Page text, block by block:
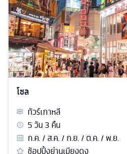
โซล
ทัวร์เกาหลี
5วัน3 คืน
ก.ค. / ส.ค. / ก.ย. / ต.ค. / พ.ย.
ช้อปปิ้งย่านเมียงดง